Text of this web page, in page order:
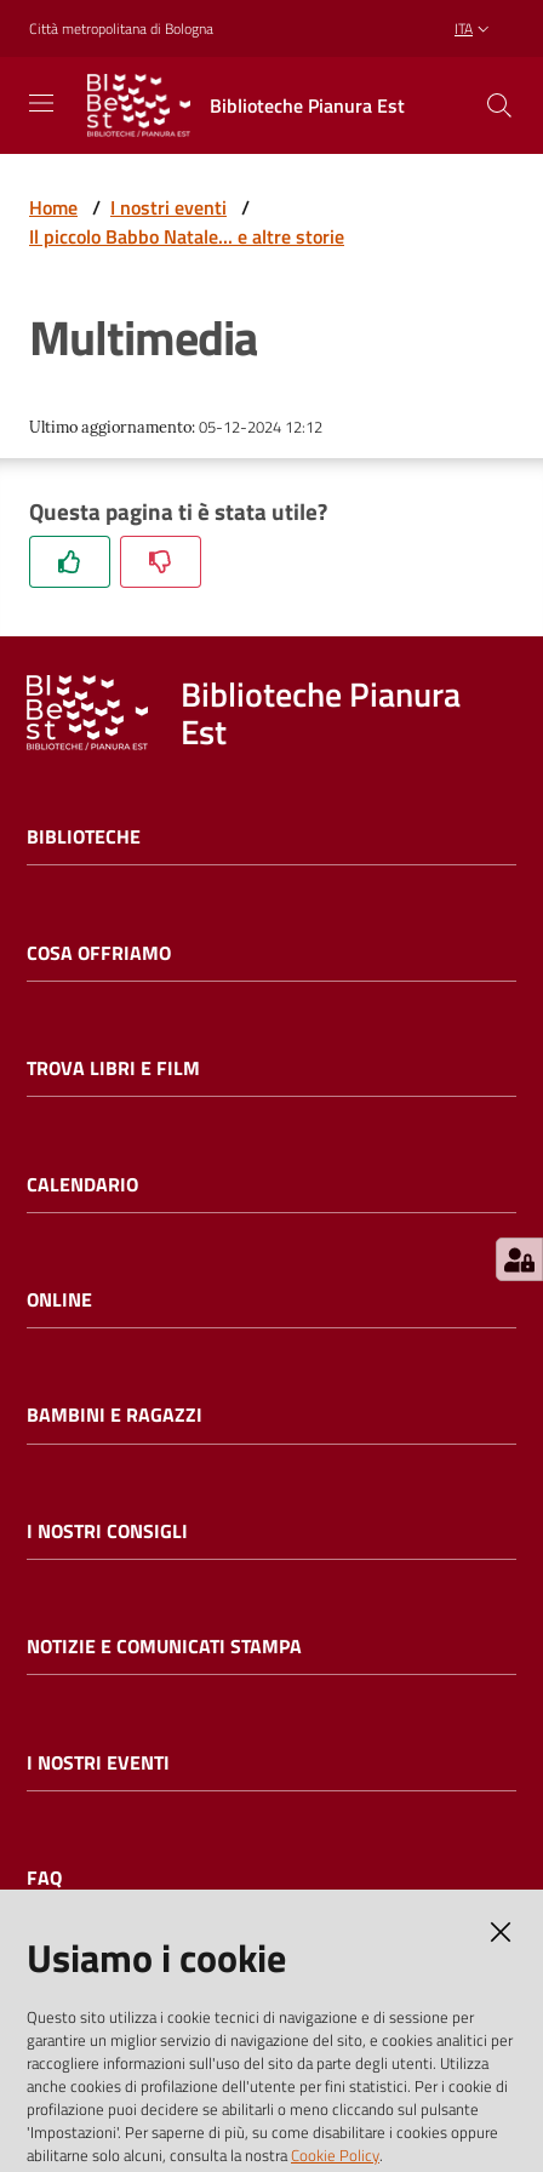
Vai al contenuto
Vai alla navigazione
Vai al footer
Città metropolitana di Bologna ITA
Biblioteche Pianura Est
Biblioteche
Pianura
Est
CREARE,
RICREARSI
Biblioteche
Cosa
Trova
libri
film
Calendario
Bambini
E
l
i
cataloghi
bibliotecario
Home / I nostri eventi /
Il piccolo Babbo Natale... e altre storie
Multimedia
Ultimo aggiornamento:05-12-2024 12:12
Questa pagina ti è stata utile?
Biblioteche Pianura
Est
BIBLIOTECHE
COSA OFFRIAMO
TROVA LIBRI E FILM
CALENDARIO
ONLINE
BAMBINI E RAGAZZI
I NOSTRI CONSIGLI
NOTIZIE E COMUNICATI STAMPA
I NOSTRI EVENTI
FAQ
I dati personali pubblicati sono riutilizzabili solo alle condizioni
previste dalla direttiva comunitaria 2003/98/CE e dal d.lgs.
36/2006
Usiamo i cookie
Questo sito utilizza i cookie tecnici di navigazione e di sessione per
garantire un miglior servizio di navigazione del sito, e cookies analitici per
raccogliere informazioni sull'uso del sito da parte degli utenti. Utilizza
anche cookies di profilazione dell'utente per fini statistici. Per i cookie di
profilazione puoi decidere se abilitarli o meno cliccando sul pulsante
'Impostazioni'. Per saperne di più, su come disabilitare i cookies oppure
abilitarne solo alcuni, consulta la nostraCookie Policy.